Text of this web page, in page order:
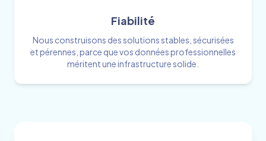
Fiabilité
Nous construisons des solutions stables, sécurisées
et pérennes, parce que vos données professionnelles
méritent une infrastructure solide.